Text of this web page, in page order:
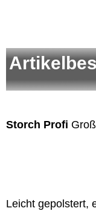
Storch Profi
Leicht gepolstert,